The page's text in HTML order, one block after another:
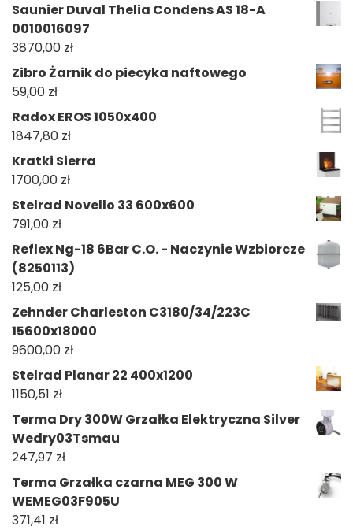
Saunier Duval Thelia Condens AS 18-A
0010016097
3870,00 zł
Zibro Żarnik do piecyka naftowego
59,00 zł
Radox EROS 1050x400
1847,80 zł
Kratki Sierra
1700,00 zł
Stelrad Novello 33 600x600
791,00 zł
Reflex Ng-18 6Bar C.O. - Naczynie Wzbiorcze
(8250113)
125,00 zł
Zehnder Charleston C3180/34/223C
15600x18000
9600,00 zł
Stelrad Planar 22 400x1200
1150,51 zł
Terma Dry 300W Grzałka Elektryczna Silver
Wedry03Tsmau
247,97 zł
Terma Grzałka czarna MEG 300 W
WEMEG03F905U
371,41 zł